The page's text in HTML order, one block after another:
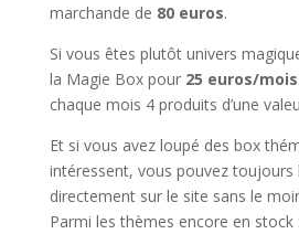
marchande de 80 euros.
Si vous êtes plutôt univers
la Magie Box pour 25 euros/mois
chaque mois 4 produits d’une
Et si vous avez loupé des box
intéressent, vous pouvez toujours
directement sur le site sans le
Parmi les thèmes encore en stock :